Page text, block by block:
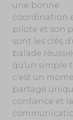
une bonne
coordination
pilote et son
sont les clés
balade
qu’un simple
c’est un
partage
confiance et la